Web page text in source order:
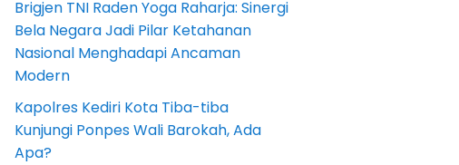
Brigjen TNI Raden Yoga Raharja: Sinergi
Bela Negara Jadi Pilar Ketahanan
Nasional Menghadapi Ancaman
Modern
Kapolres Kediri Kota Tiba-tiba
Kunjungi Ponpes Wali Barokah, Ada
Apa?